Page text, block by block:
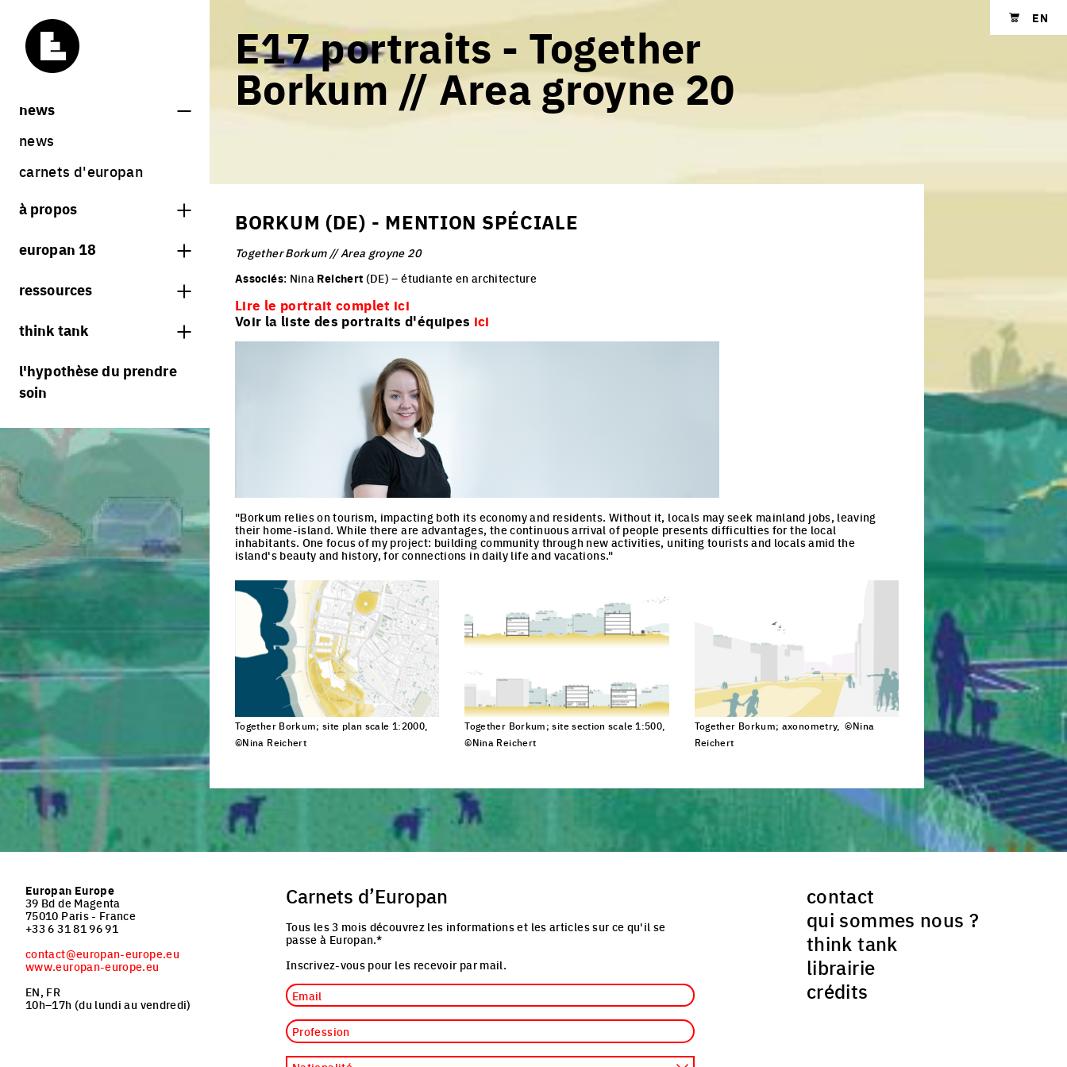
Shopping cart
EN
news
news
carnets d'europan
à propos
qu'est-ce qu'europan
contact
Share on Instagram
Share on Facebook
Share on Twitter
Share on LinkedIn
europan 18
résultats europan 18
règlement
calendrier
ressources
librairie
portraits d'équipes
projets/processus
think tank
processus
villes vivantes
villes adaptables
l'hypothèse du prendre
soin
E17 portraits - Together
Borkum // Area groyne 20
BORKUM (DE) - MENTION SPÉCIALE
Together Borkum // Area groyne 20
Associés: Nina Reichert (DE) – étudiante en architecture
Lire le portrait complet ici
Voir la liste des portraits d'équipes ici
"Borkum relies on tourism, impacting both its economy and residents. Without it, locals may seek mainland jobs, leaving
their home-island. While there are advantages, the continuous arrival of people presents difficulties for the local
inhabitants. One focus of my project: building community through new activities, uniting tourists and locals amid the
island's beauty and history, for connections in daily life and vacations."
Together Borkum; site plan scale 1:2000,
©Nina Reichert
Together Borkum; site section scale 1:500,
©Nina Reichert
Together Borkum; axonometry, ©Nina
Reichert
Europan Europe
39 Bd de Magenta
75010 Paris - France
+33 6 31 81 96 91
contact@europan-europe.eu
www.europan-europe.eu
EN, FR
10h–17h (du lundi au vendredi)
Carnets d’Europan
Tous les 3 mois découvrez les informations et les articles sur ce qu'il se
passe à Europan.*
Inscrivez-vous pour les recevoir par mail.
Nationalité
contact
qui sommes nous ?
think tank
librairie
crédits